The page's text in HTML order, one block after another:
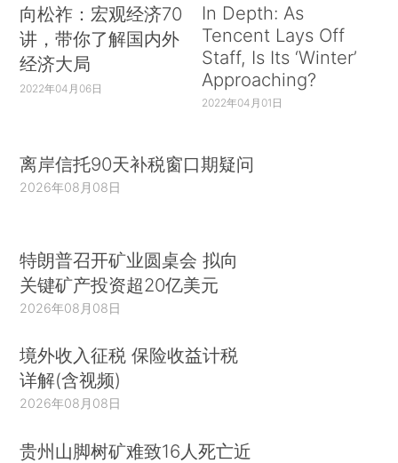
向松祚：宏观经济70
讲，带你了解国内外
经济大局
2022年04月06日
In Depth: As
Tencent Lays Off
Staff, Is Its ‘Winter’
Approaching?
2022年04月01日
离岸信托90天补税窗口期疑问
2026年08月08日
特朗普召开矿业圆桌会 拟向
关键矿产投资超20亿美元
2026年08月08日
境外收入征税 保险收益计税
详解(含视频)
2026年08月08日
贵州山脚树矿难致16人死亡近